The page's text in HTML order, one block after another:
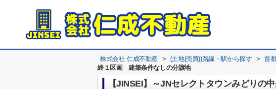
株式会社 仁成不動産 > (土地(売買))路線・駅から探す > 首
終１区画 建築条件なしの分譲地
【JINSEI】～JNセレクトタウンみどり